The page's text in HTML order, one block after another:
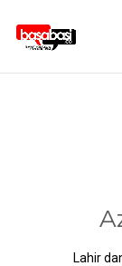
Lahir